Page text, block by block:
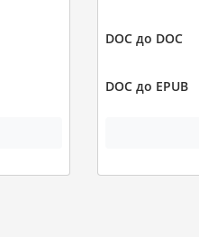
DOC до DOC
DOC до EPUB